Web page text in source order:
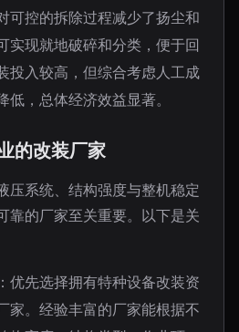
可控的拆除过程减少了扬尘和
实现就地破碎和分类，便于回
投入较高，但综合考虑人工成
，总体经济效益显著。
的改装厂家
压系统、结构强度与整机稳定
靠的厂家至关重要。以下是关
：优先选择拥有特种设备改装资
家。经验丰富的厂家能根据不